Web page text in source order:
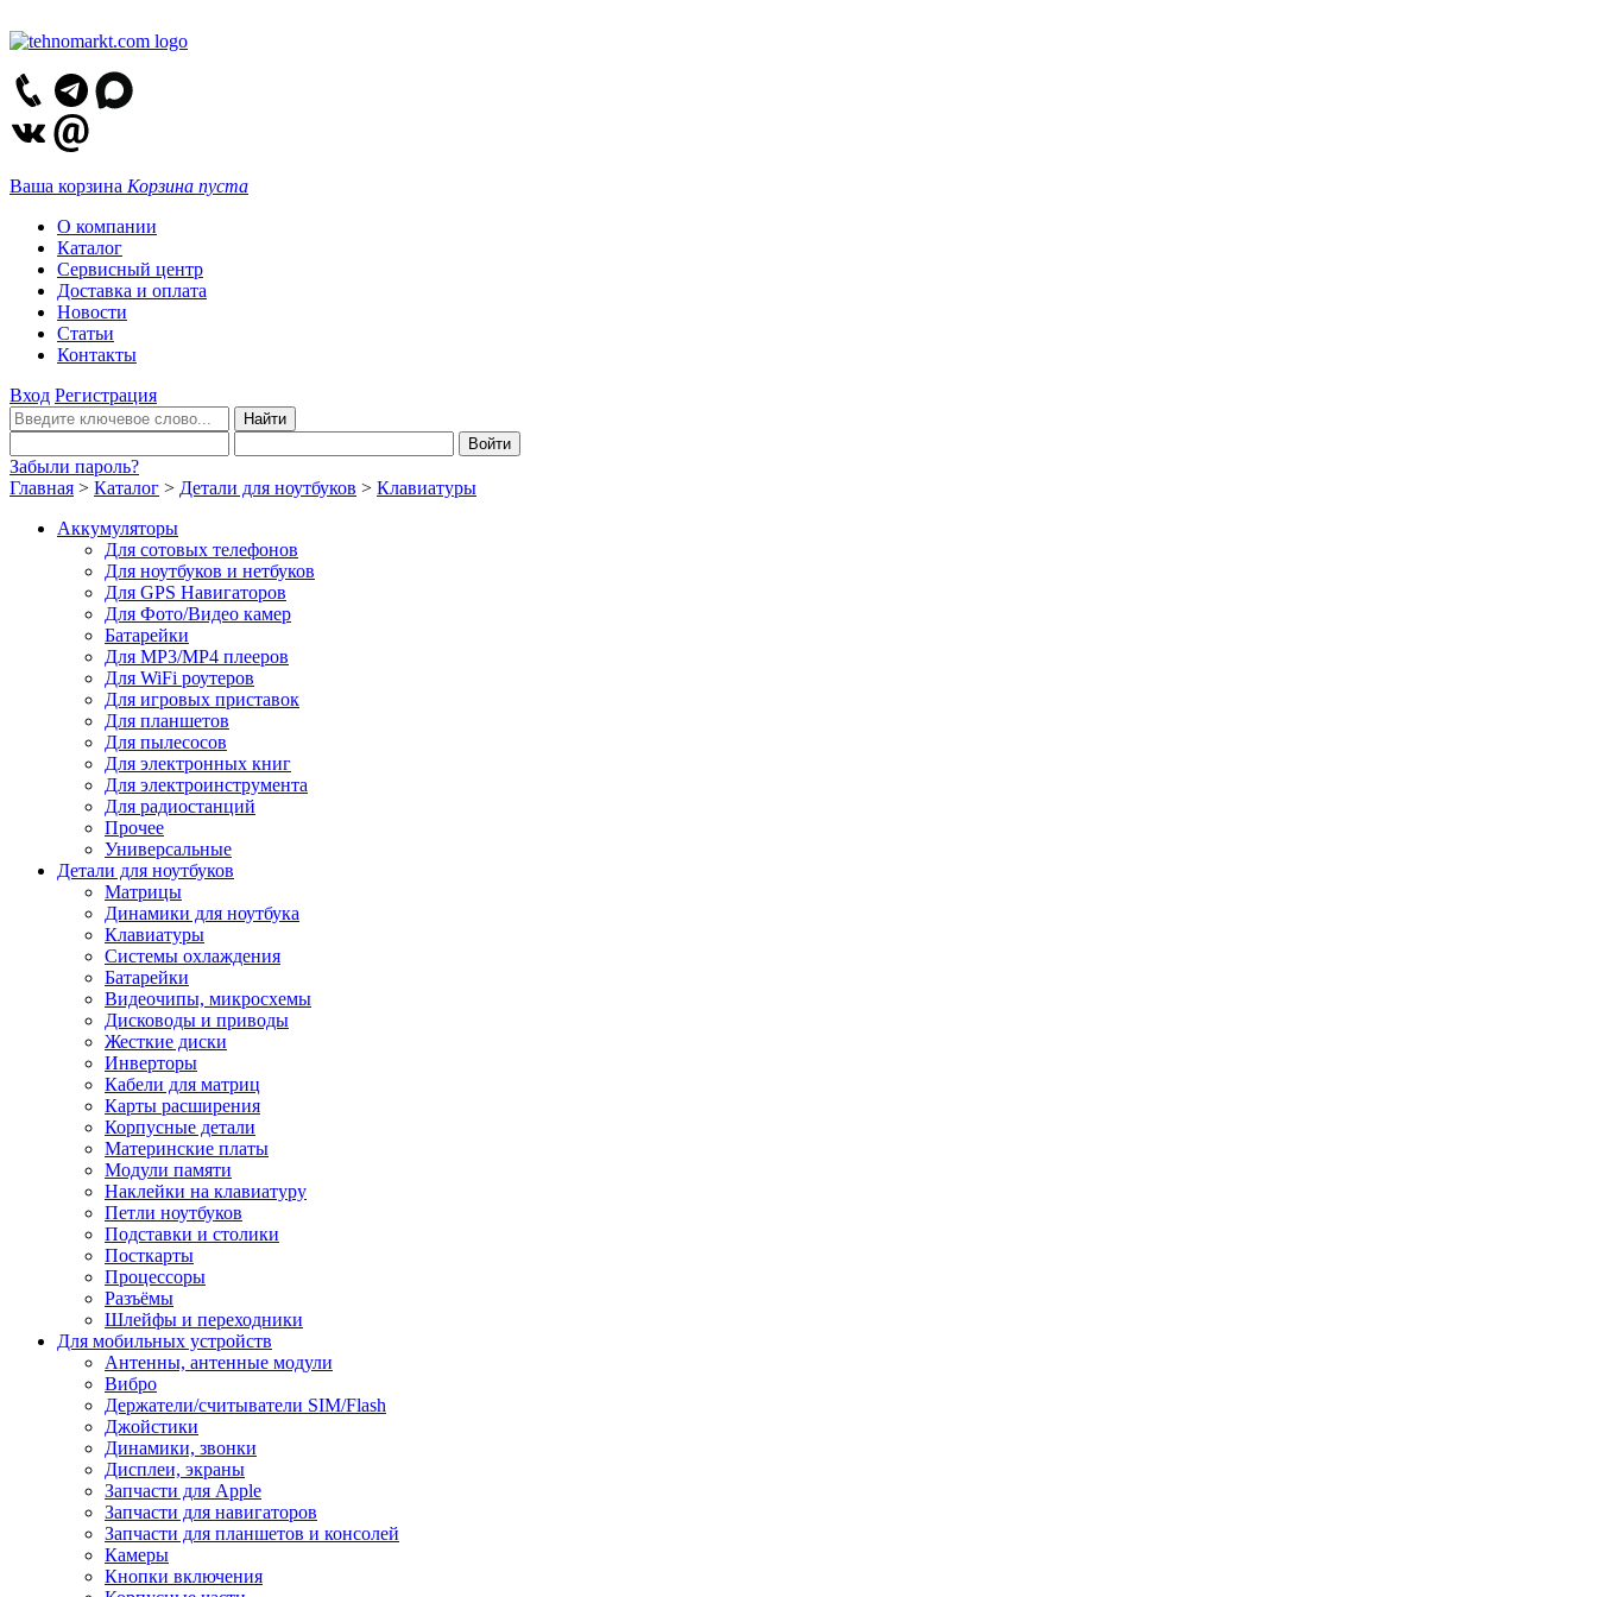
Ваша корзина Корзина пуста
О компании
Каталог
Сервисный центр
Доставка и оплата
Новости
Статьи
Контакты
Вход Регистрация
Забыли пароль?
Главная > Каталог > Детали для ноутбуков > Клавиатуры
Аккумуляторы
Для сотовых телефонов
Для ноутбуков и нетбуков
Для GPS Навигаторов
Для Фото/Видео камер
Батарейки
Для MP3/MP4 плееров
Для WiFi роутеров
Для игровых приставок
Для планшетов
Для пылесосов
Для электронных книг
Для электроинструмента
Для радиостанций
Прочее
Универсальные
Детали для ноутбуков
Матрицы
Динамики для ноутбука
Клавиатуры
Системы охлаждения
Батарейки
Видеочипы, микросхемы
Дисководы и приводы
Жесткие диски
Инверторы
Кабели для матриц
Карты расширения
Корпусные детали
Материнские платы
Модули памяти
Наклейки на клавиатуру
Петли ноутбуков
Подставки и столики
Посткарты
Процессоры
Разъёмы
Шлейфы и переходники
Для мобильных устройств
Антенны, антенные модули
Вибро
Держатели/считыватели SIM/Flash
Джойстики
Динамики, звонки
Дисплеи, экраны
Запчасти для Apple
Запчасти для навигаторов
Запчасти для планшетов и консолей
Камеры
Кнопки включения